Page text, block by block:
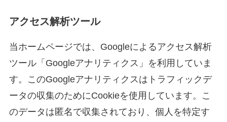
アクセス解析ツール
当ホームページでは、Googleによるアクセス解析
ツール「Googleアナリティクス」を利用していま
す。このGoogleアナリティクスはトラフィックデ
ータの収集のためにCookieを使用しています。こ
のデータは匿名で収集されており、個人を特定す